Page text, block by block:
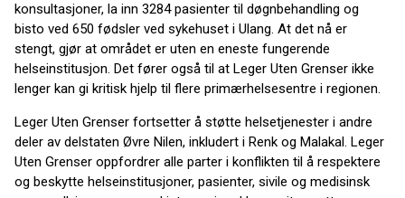
konsultasjoner, la inn 3284 pasienter til døgnbehandling og
bisto ved 650 fødsler ved sykehuset i Ulang. At det nå er
stengt, gjør at området er uten en eneste fungerende
helseinstitusjon. Det fører også til at Leger Uten Grenser ikke
lenger kan gi kritisk hjelp til flere primærhelsesentre i regionen.
Leger Uten Grenser fortsetter å støtte helsetjenester i andre
deler av delstaten Øvre Nilen, inkludert i Renk og Malakal. Leger
Uten Grenser oppfordrer alle parter i konflikten til å respektere
og beskytte helseinstitusjoner, pasienter, sivile og medisinsk